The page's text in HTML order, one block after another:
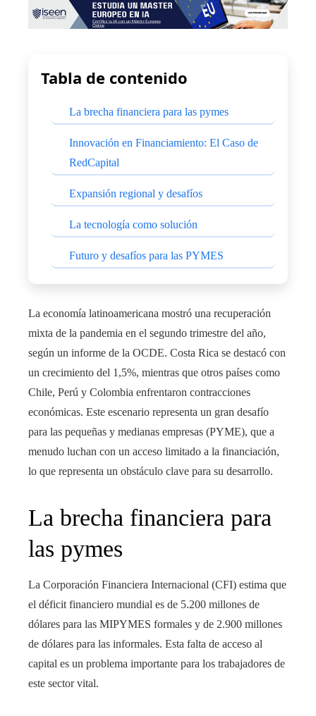
Tabla de contenido
La brecha financiera para las pymes
Innovación en Financiamiento: El Caso de
RedCapital
Expansión regional y desafíos
La tecnología como solución
Futuro y desafíos para las PYMES
La economía latinoamericana mostró una recuperación
mixta de la pandemia en el segundo trimestre del año,
según un informe de la OCDE. Costa Rica se destacó con
un crecimiento del 1,5%, mientras que otros países como
Chile, Perú y Colombia enfrentaron contracciones
económicas. Este escenario representa un gran desafío
para las pequeñas y medianas empresas (PYME), que a
menudo luchan con un acceso limitado a la financiación,
lo que representa un obstáculo clave para su desarrollo.
La brecha financiera para
las pymes
La Corporación Financiera Internacional (CFI) estima que
el déficit financiero mundial es de 5.200 millones de
dólares para las MIPYMES formales y de 2.900 millones
de dólares para las informales. Esta falta de acceso al
capital es un problema importante para los trabajadores de
este sector vital.